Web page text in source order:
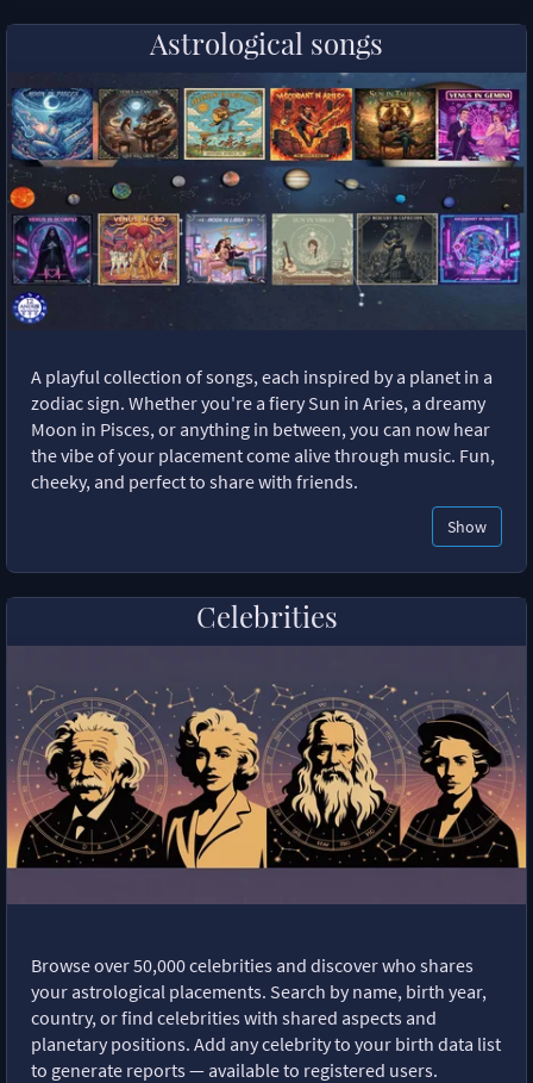
Astrological songs
A playful collection of songs, each inspired by a planet in a
zodiac sign. Whether you're a fiery Sun in Aries, a dreamy
Moon in Pisces, or anything in between, you can now hear
the vibe of your placement come alive through music. Fun,
cheeky, and perfect to share with friends.
Show
Celebrities
Browse over 50,000 celebrities and discover who shares
your astrological placements. Search by name, birth year,
country, or find celebrities with shared aspects and
planetary positions. Add any celebrity to your birth data list
to generate reports — available to registered users.